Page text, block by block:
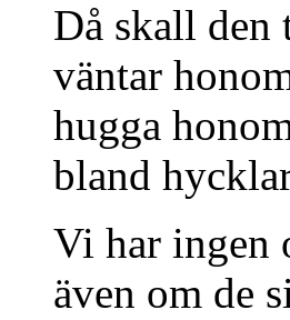
Då skall den
väntar
hugga
bland
Vi har ingen
även om de